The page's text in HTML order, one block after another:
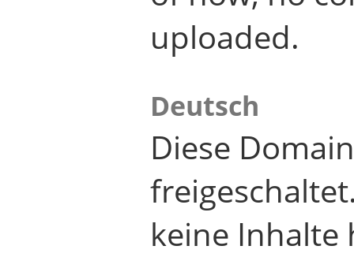
uploaded.
Deutsch
Diese
keine Inhalte